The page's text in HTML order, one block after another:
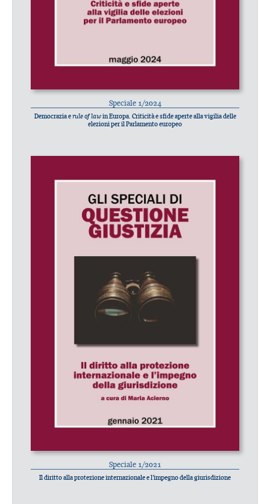
Speciale 1/2024
Democrazia erule of lawin Europa. Criticità e sfide aperte alla vigilia delle
elezioni per il Parlamento europeo
Speciale 1/2021
Il diritto alla protezione internazionale e l’impegno della giurisdizione